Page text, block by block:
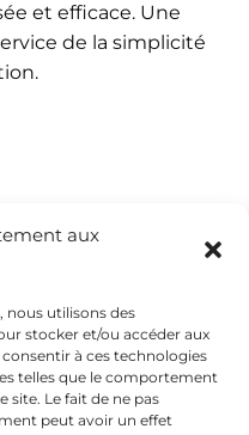
aux
nous utilisons des
stocker et/ou accéder aux
à ces technologies
telles que le comportement
site. Le fait de ne pas
peut avoir un effet
et efficace. Une
de la simplicité